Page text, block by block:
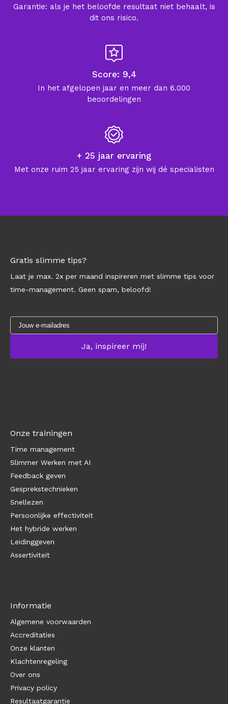
Garantie: als je het beloofde resultaat niet behaalt, is
dit ons risico.
Score: 9,4
In het afgelopen jaar en meer dan 6.000
beoordelingen
+ 25 jaar ervaring
Met onze ruim 25 jaar ervaring zijn wij dé specialisten
Gratis slimme tips?
Laat je max. 2x per maand inspireren met slimme tips voor
time-management. Geen spam, beloofd!
Onze trainingen
Time management
Slimmer Werken met AI
Feedback geven
Gesprekstechnieken
Snellezen
Persoonlijke effectiviteit
Het hybride werken
Leidinggeven
Assertiviteit
Informatie
Algemene voorwaarden
Accreditaties
Onze klanten
Klachtenregeling
Over ons
Privacy policy
Resultaatgarantie